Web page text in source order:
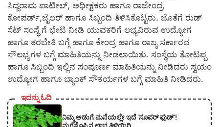
ಸಿದ್ದರಾಮ ಪಾಟೀಲ್, ಅಧೀಕ್ಷಕರು ಹಾಗೂ ರಾಜೇಂದ್ರ
ಕೋಪರ್ಡ್,ಜೈಲರ್ ಹಾಗೂ ಸಿಬ್ಬಂದಿ ತಿಳಿಸಿಕೊಟ್ಟರು. ಜೊತೆಗೆ ರುಡ್
ಸೆಟ್ ಸಂಸ್ಥೆ ಗೆ ಭೇಟಿ ನೀಡಿ ಯುವಕರಿಗೆ ಲಭ್ಯವಿರುವ ಉದ್ಯೋಗ
ಹಾಗೂ ತರಬೇತಿ ಬಗ್ಗೆ ಹಾಗೂ ಕೇಂದ್ರ ಹಾಗೂ ರಾಜ್ಯ ಸರ್ಕಾರದ
ಸೌಲಭ್ಯಗಳ ಬಗ್ಗೆ ಮಾಹಿತಿಯನ್ನು ನೀಡಲಾಯಿತು. ಸಂಸ್ಥೆಯ ತೋಟಪ್ಪ
ಹಾಗೂ ಸಿಬ್ಬಂದಿ ಇಲ್ಲಿನ ಸಂಪೂರ್ಣ ಮಾಹಿತಿಯನ್ನು ನೀಡಿದರು ಸ್ವಯಂ
ಉದ್ಯೋಗ ಹಾಗೂ ಬ್ಯಾಂಕ್ ಸೌಕರ್ಯಗಳ ಬಗ್ಗೆ ಮಾಹಿತಿ ನೀಡಿದರು.
ಇದನ್ನು ಓದಿ
ನಿಮ್ಮ ಅಡುಗೆ ಮನೆಯಲ್ಲೇ ಇದೆ ‘ಸೂಪರ್ ಫುಡ್’!